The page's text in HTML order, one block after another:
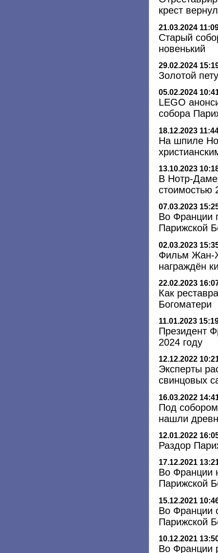
крест
21.03.2024
Старый
новенький
29.02.2024
Золотой
05.02.2024
LEGO
собора
18.12.2023
На шпиле
13.10.2023
В Нотр-Даме
стоимостью
07.03.2023
Во Франции
Парижской
02.03.2023
Фильм Жан-
награждён
22.02.2023
Как
Богоматери
11.01.2023
Президент
2024 году
12.12.2022
Эксперты
свинцовых
16.03.2022
Под
нашли
12.01.2022
Раздор
17.12.2021
Во Франции
Парижской
15.12.2021
Во Франции
Парижской
10.12.2021
Во Франции